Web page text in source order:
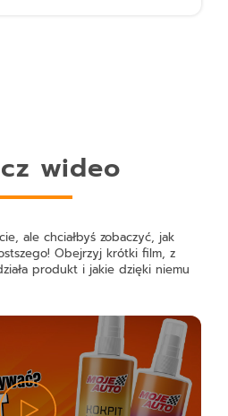
wideo
ale chciałbyś zobaczyć, jak
Obejrzyj krótki film, z
produkt i jakie dzięki niemu